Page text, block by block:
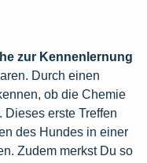
zur Kennenlernung
Durch einen
ob die Chemie
erste Treffen
des Hundes in einer
Zudem merkst Du so